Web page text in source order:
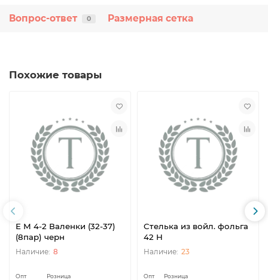
Вопрос-ответ 0 Размерная сетка
Похожие товары
Е М 4-2 Валенки (32-37)
(8пар) черн
8
Опт Розница
Стелька из войл. фольга
42 Н
23
Опт Розница